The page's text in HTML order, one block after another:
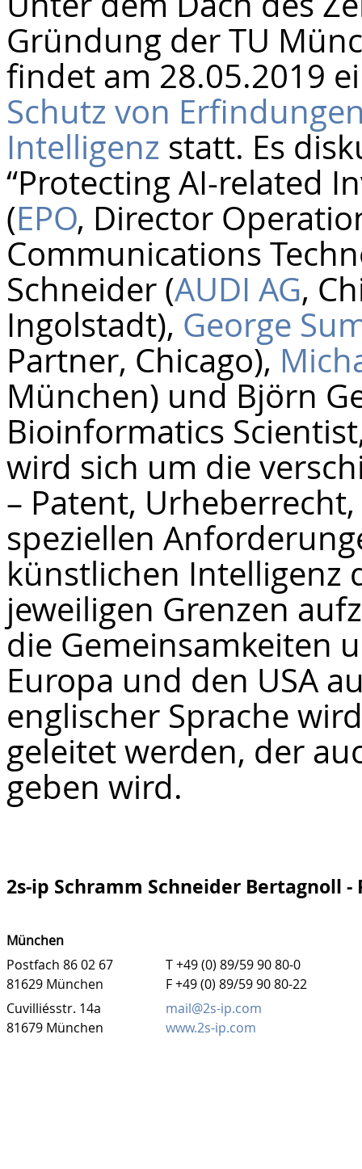
Gründung der TU
findet am 28.05.2019
Schutz von
Intelligenz statt. Es
“Protecting AI-related
(EPO, Director
Communications
Schneider (AUDI AG,
Ingolstadt), George
Partner, Chicago),
München) und Björn
Bioinformatics
wird sich um die
– Patent,
speziellen
künstlichen Intelligenz
jeweiligen Grenzen
die Gemeinsamkeiten
Europa und den USA
englischer Sprache
geleitet werden, der
geben wird.
2s-ip Schramm Schneider Bertagnoll
München
Postfach 86 02 67
81629 München
T +49 (0) 89/59 90 80-0
F +49 (0) 89/59 90 80-22
Cuvilliésstr. 14a
81679 München
mail@2s-ip.com
www.2s-ip.com